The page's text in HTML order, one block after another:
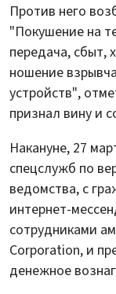
Против него
"Покушение на
передача, сбыт,
ношение
устройств",
признал вину и
Накануне, 27
спецслужб по
ведомства, с
интернет-
сотрудниками
Corporation, и
денежное